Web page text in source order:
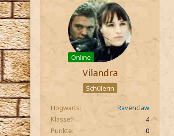
Online
Vilandra
Schülerin
Hogwarts
Ravenclaw
Klasse
4
Punkte
0